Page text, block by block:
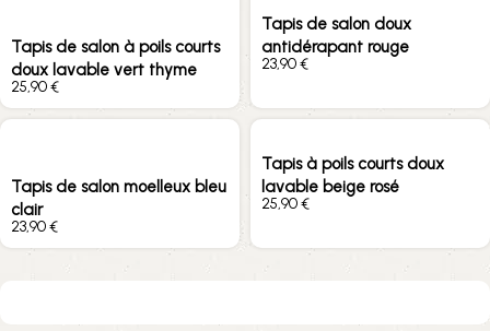
Tapis de salon à poils courts
doux lavable vert thyme
€
Tapis de salon doux
antidérapant rouge
€
Tapis de salon moelleux bleu
clair
€
Tapis à poils courts doux
lavable beige rosé
€